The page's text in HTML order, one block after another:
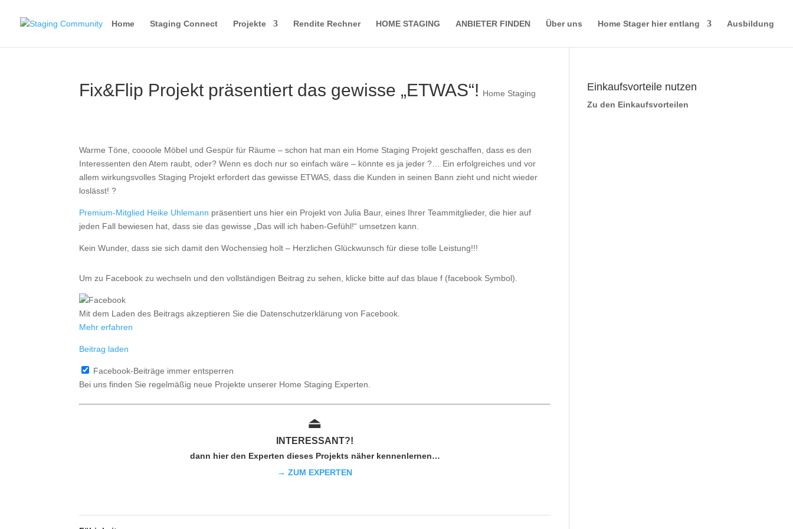
Home Staging Connect Projekte Rendite Rechner HOME STAGING ANBIETER FINDEN Über uns Home Stager hier entlang Ausbildung
Fix&Flip Projekt präsentiert das gewisse „ETWAS“! Home Staging
Warme Töne, coooole Möbel und Gespür für Räume – schon hat man ein Home Staging Projekt geschaffen, dass es den
Interessenten den Atem raubt, oder? Wenn es doch nur so einfach wäre – könnte es ja jeder ?… Ein erfolgreiches und vor
allem wirkungsvolles Staging Projekt erfordert das gewisse ETWAS, dass die Kunden in seinen Bann zieht und nicht wieder
loslässt! ?
Premium-Mitglied Heike Uhlemann präsentiert uns hier ein Projekt von Julia Baur, eines Ihrer Teammitglieder, die hier auf
jeden Fall bewiesen hat, dass sie das gewisse „Das will ich haben-Gefühl!“ umsetzen kann.
Kein Wunder, dass sie sich damit den Wochensieg holt – Herzlichen Glückwunsch für diese tolle Leistung!!!
Um zu Facebook zu wechseln und den vollständigen Beitrag zu sehen, klicke bitte auf das blaue f (facebook Symbol).
Mit dem Laden des Beitrags akzeptieren Sie die Datenschutzerklärung von Facebook.
Mehr erfahren
Beitrag laden
Facebook-Beiträge immer entsperren
Bei uns finden Sie regelmäßig neue Projekte unserer Home Staging Experten.
⏏︎
INTER ESSANT?!
dann hier den Experten dieses Projekts näher kennenlernen…
→ ZUM EXPERTEN
Einkaufsvorteile nutzen
Zu den Einkaufsvorteilen